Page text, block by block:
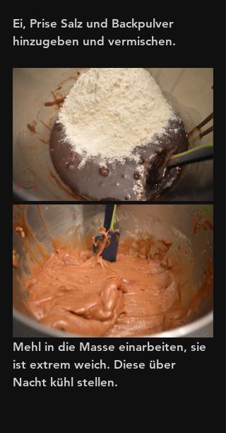
Ei, Prise Salz und Backpulver
hinzugeben und vermischen.
Mehl in die Masse einarbeiten, sie
ist extrem weich. Diese über
Nacht kühl stellen.